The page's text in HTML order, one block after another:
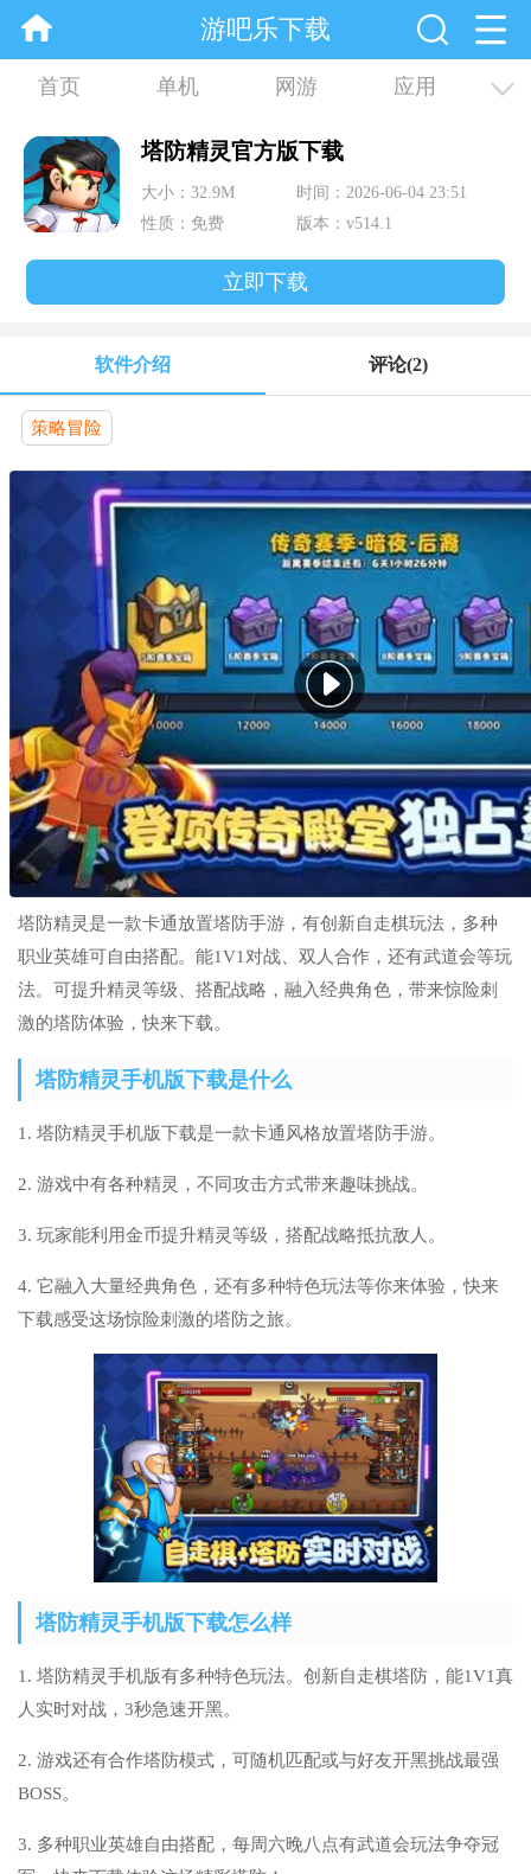
游吧乐下载
首页 单机 网游 应用
资讯 合集
塔防精灵官方版下载
大小：32.9M
时间：2026-06-04 23:51
性质：免费
版本：v514.1
立即下载
软件介绍 评论(2)
策略冒险
塔防精灵是一款卡通放置塔防手游，有创新自走棋玩法，多种
职业英雄可自由搭配。能1V1对战、双人合作，还有武道会等玩
法。可提升精灵等级、搭配战略，融入经典角色，带来惊险刺
激的塔防体验，快来下载。
塔防精灵手机版下载是什么
1. 塔防精灵手机版下载是一款卡通风格放置塔防手游。
2. 游戏中有各种精灵，不同攻击方式带来趣味挑战。
3. 玩家能利用金币提升精灵等级，搭配战略抵抗敌人。
4. 它融入大量经典角色，还有多种特色玩法等你来体验，快来
下载感受这场惊险刺激的塔防之旅。
塔防精灵手机版下载怎么样
1. 塔防精灵手机版有多种特色玩法。创新自走棋塔防，能1V1真
人实时对战，3秒急速开黑。
2. 游戏还有合作塔防模式，可随机匹配或与好友开黑挑战最强
BOSS。
3. 多种职业英雄自由搭配，每周六晚八点有武道会玩法争夺冠